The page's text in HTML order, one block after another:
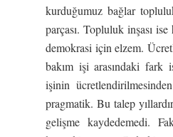
kurduğumuz bağlar
parçası. Topluluk inşası
demokrasi için elzem.
bakım işi arasındaki
işinin
pragmatik. Bu talep
gelişme kaydedemedi.